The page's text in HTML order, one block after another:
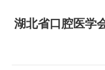
湖北省口腔医学